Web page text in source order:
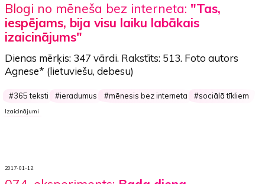
Blogi no mēneša bez interneta: "Tas,
iespējams, bija visu laiku labākais
izaicinājums"
Dienas mērķis: 347 vārdi. Rakstīts: 513. Foto autors
Agnese* (lietuviešu, debesu)
365 teksti ieradumus mēnesis bez interneta sociālā tīkliem
Izaicinājumi
2017-01-12